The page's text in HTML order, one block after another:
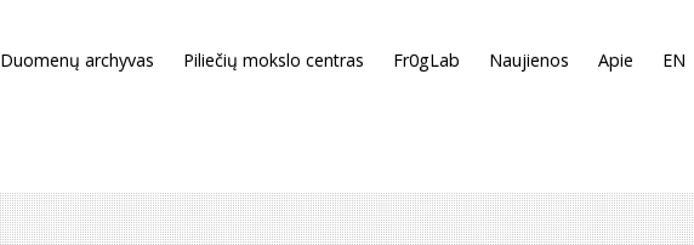
Duomenų archyvas Piliečių mokslo centras Fr0gLab Naujienos Apie EN